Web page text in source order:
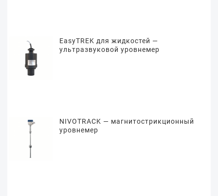
EasyTREK для жидкостей —
ультразвуковой уровнемер
NIVOTRACK — магнитострикционный
уровнемер